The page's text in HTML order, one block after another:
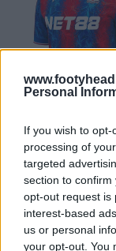
Personal
If you wish to
processing of
targeted
section to
opt-out request is
interest-based
us or personal
your opt-out. You